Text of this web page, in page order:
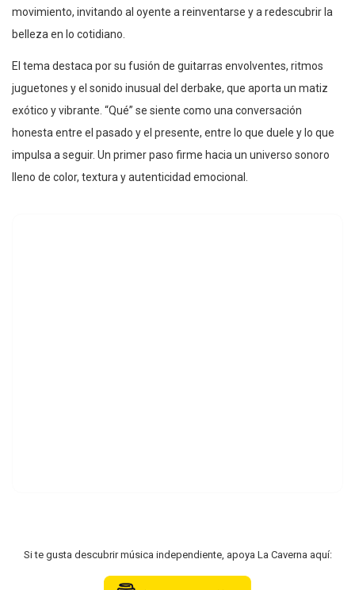
movimiento, invitando al oyente a reinventarse y a redescubrir la
belleza en lo cotidiano.
El tema destaca por su fusión de guitarras envolventes, ritmos
juguetones y el sonido inusual del derbake, que aporta un matiz
exótico y vibrante. “Qué” se siente como una conversación
honesta entre el pasado y el presente, entre lo que duele y lo que
impulsa a seguir. Un primer paso firme hacia un universo sonoro
lleno de color, textura y autenticidad emocional.
Si te gusta descubrir música independiente, apoya La Caverna aquí: